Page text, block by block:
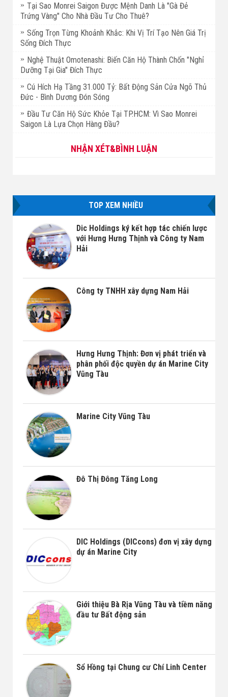
Tại Sao Monrei Saigon Được Mệnh Danh Là "Gà Đẻ
Trứng Vàng" Cho Nhà Đầu Tư Cho Thuê?
Sống Trọn Từng Khoảnh Khắc: Khi Vị Trí Tạo Nên Giá Trị
Sống Đích Thực
Nghệ Thuật Omotenashi: Biến Căn Hộ Thành Chốn "Nghỉ
Dưỡng Tại Gia" Đích Thực
Cú Hích Hạ Tầng 31.000 Tỷ: Bất Động Sản Cửa Ngõ Thủ
Đức - Bình Dương Đón Sóng
Đầu Tư Căn Hộ Sức Khỏe Tại TP.HCM: Vì Sao Monrei
Saigon Là Lựa Chọn Hàng Đầu?
NHẬN XÉT&BÌNH LUẬN
TOP XEM NHIỀU
Dic Holdings ký kết hợp tác chiến lược
với Hưng Hưng Thịnh và Công ty Nam
Hải
Công ty TNHH xây dựng Nam Hải
Hưng Hưng Thịnh: Đơn vị phát triển và
phân phối độc quyền dự án Marine City
Vũng Tàu
Marine City Vũng Tàu
Đô Thị Đông Tăng Long
DIC Holdings (DICcons) đơn vị xây dựng
dự án Marine City
Giới thiệu Bà Rịa Vũng Tàu và tiềm năng
đầu tư Bất động sản
Sổ Hồng tại Chung cư Chí Linh Center